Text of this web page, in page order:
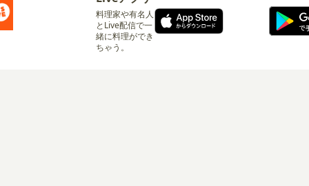
料理家や有名人
とLive配信で一
緒に料理ができ
ちゃう。